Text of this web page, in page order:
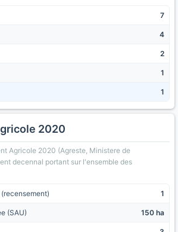
7
4
2
1
1
2020
Agricole 2020 (Agreste, Ministere de
decennal portant sur l'ensemble des
1
(SAU) 150 ha